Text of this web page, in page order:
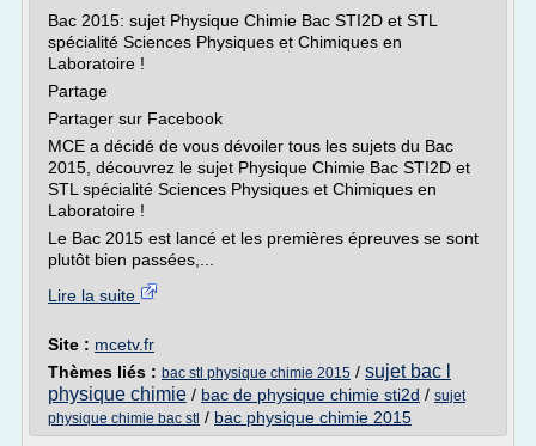
Bac 2015: sujet Physique Chimie Bac STI2D et STL
spécialité Sciences Physiques et Chimiques en
Laboratoire !
Partage
Partager sur Facebook
MCE a décidé de vous dévoiler tous les sujets du Bac
2015, découvrez le sujet Physique Chimie Bac STI2D et
STL spécialité Sciences Physiques et Chimiques en
Laboratoire !
Le Bac 2015 est lancé et les premières épreuves se sont
plutôt bien passées,...
Lire la suite
Site : mcetv.fr
Thèmes liés : bac stl physique chimie 2015 / sujet bac l
physique chimie / bac de physique chimie sti2d / sujet
physique chimie bac stl / bac physique chimie 2015